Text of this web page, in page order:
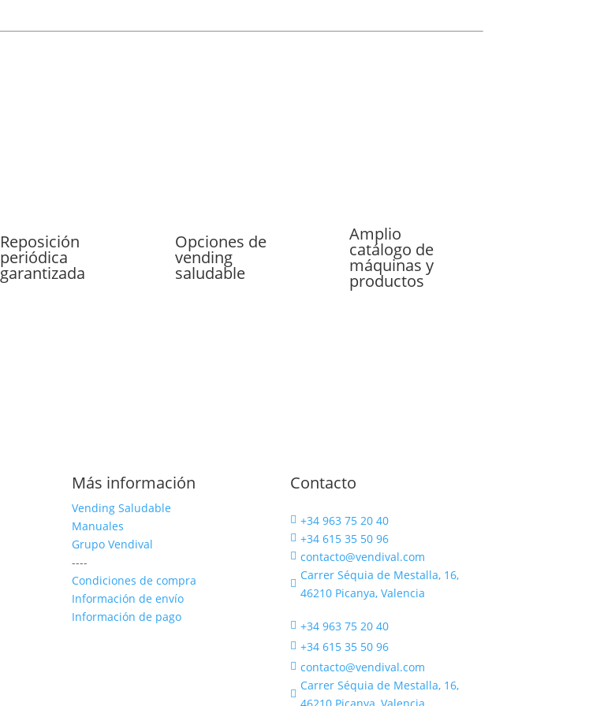
Reposición
periódica
garantizada
Opciones de
vending
saludable
Amplio
catálogo de
máquinas y
productos
Más información
Vending Saludable
Manuales
Grupo Vendival
----
Condiciones de compra
Información de envío
Información de pago
Contacto
 +34 963 75 20 40
 +34 615 35 50 96
 contacto@vendival.com

Carrer Séquia de Mestalla, 16,
46210 Picanya, Valencia
 +34 963 75 20 40
 +34 615 35 50 96
 contacto@vendival.com

Carrer Séquia de Mestalla, 16,